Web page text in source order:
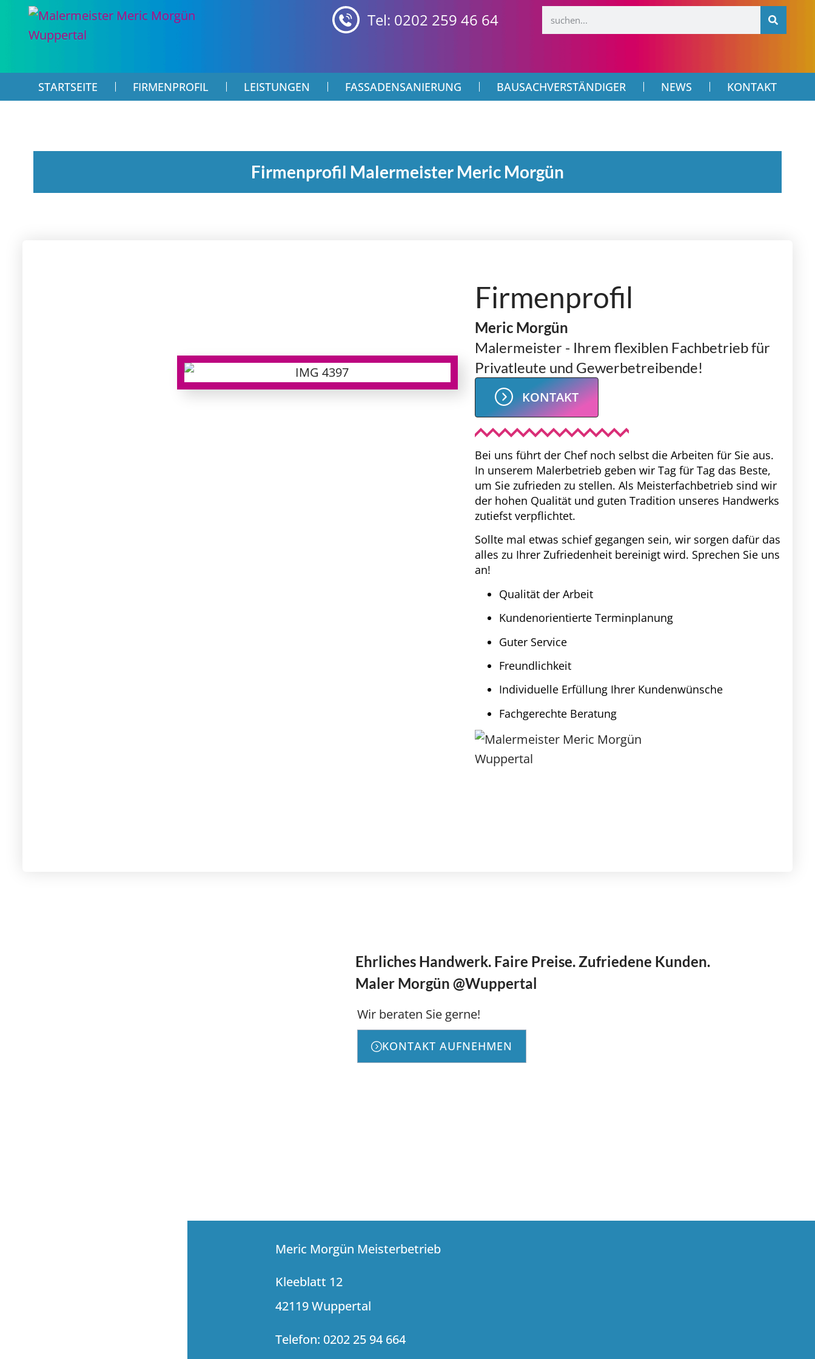
Tel: 0202 259 46 64
STARTSEITE FIRMENPROFIL LEISTUNGEN FASSADENSANIERUNG BAUSACHVERSTÄNDIGER NEWS KONTAKT
Firmenprofil Malermeister Meric Morgün
Firmenprofil
Meric Morgün
Malermeister - Ihrem flexiblen Fachbetrieb für
Privatleute und Gewerbetreibende!
KONTAKT
Bei uns führt der Chef noch selbst die Arbeiten für Sie aus.
In unserem Malerbetrieb geben wir Tag für Tag das Beste,
um Sie zufrieden zu stellen. Als Meisterfachbetrieb sind wir
der hohen Qualität und guten Tradition unseres Handwerks
zutiefst verpflichtet.
Sollte mal etwas schief gegangen sein, wir sorgen dafür das
alles zu Ihrer Zufriedenheit bereinigt wird. Sprechen Sie uns
an!
Qualität der Arbeit
Kundenorientierte Terminplanung
Guter Service
Freundlichkeit
Individuelle Erfüllung Ihrer Kundenwünsche
Fachgerechte Beratung
Ehrliches Handwerk. Faire Preise. Zufriedene Kunden.
Maler Morgün @Wuppertal
Wir beraten Sie gerne!
KONTAKT AUFNEHMEN
Meric Morgün Meisterbetrieb
Kleeblatt 12
42119 Wuppertal
Telefon: 0202 25 94 664